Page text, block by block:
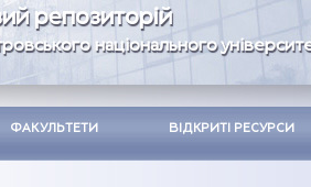
репозиторій
національного
ФАКУЛЬТЕТИ ВІДКРИТІ РЕСУРСИ